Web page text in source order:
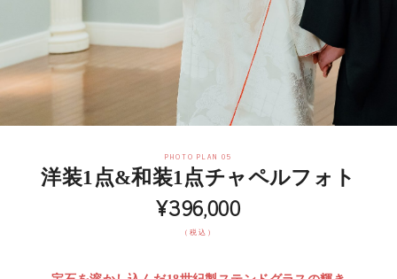
PHOTO PLAN 05
洋装1点&和装1点チャペルフォト
¥396,000
（税込）